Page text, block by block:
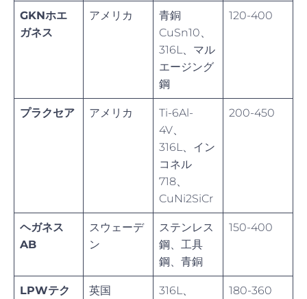
GKNホエ
ガネス
アメリカ
青銅
CuSn10、
316L、マル
エージング
鋼
120-400
プラクセア アメリカ
Ti-6Al-
4V、
316L、イン
コネル
718、
CuNi2SiCr
200-450
ヘガネス
AB
スウェーデ
ン
ステンレス
鋼、工具
鋼、青銅
150-400
LPWテク
英国
316L、
180-360